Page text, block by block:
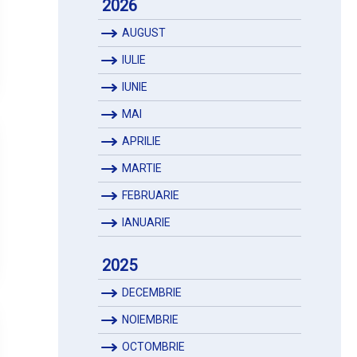
2026
AUGUST
IULIE
IUNIE
MAI
APRILIE
MARTIE
FEBRUARIE
IANUARIE
2025
DECEMBRIE
NOIEMBRIE
OCTOMBRIE